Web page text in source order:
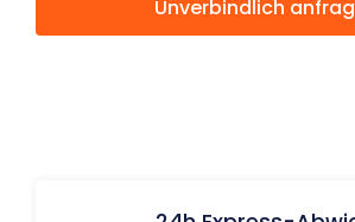
Unverbindlich